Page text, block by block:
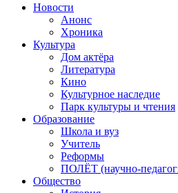
Новости
Анонс
Хроника
Культура
Дом актёра
Литература
Кино
Культурное наследие
Парк культуры и чтения
Образование
Школа и вуз
Учитель
Реформы
ПОЛЁТ (научно-
Общество